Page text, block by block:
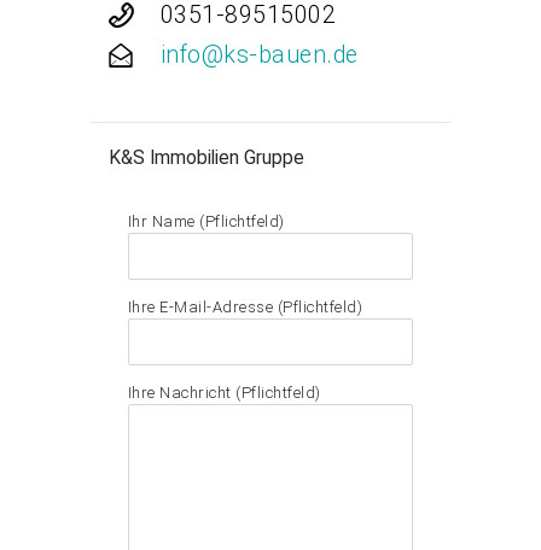
0351-89515002
info@ks-bauen.de
K&S Immobilien Gruppe
Ihr Name (Pflichtfeld)
Ihre E-Mail-Adresse (Pflichtfeld)
Ihre Nachricht (Pflichtfeld)